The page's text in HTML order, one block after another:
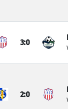
3:0
2:0